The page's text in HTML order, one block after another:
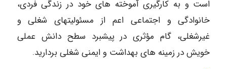
است و به کارگیری آموخته های خود در زندگی فردی،
خانوادگی و اجتماعی اعم از مسئولیتهای شغلی و
غیرشغلی، گام مؤثری در پیشبرد سطح دانش عملی
خویش در زمینه های بهداشت و ایمنی شغلی بردارید.